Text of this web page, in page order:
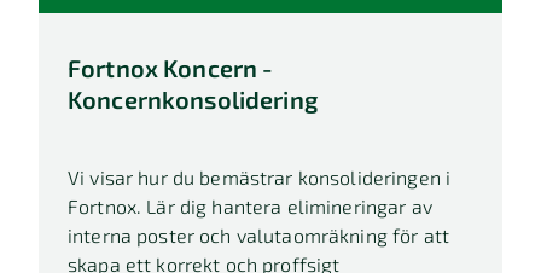
Fortnox Koncern -
Koncernkonsolidering
Vi visar hur du bemästrar konsolideringen i
Fortnox. Lär dig hantera elimineringar av
interna poster och valutaomräkning för att
skapa ett korrekt och proffsigt